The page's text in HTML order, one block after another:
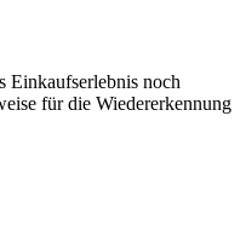
Einkaufserlebnis noch
für die Wiedererkennung